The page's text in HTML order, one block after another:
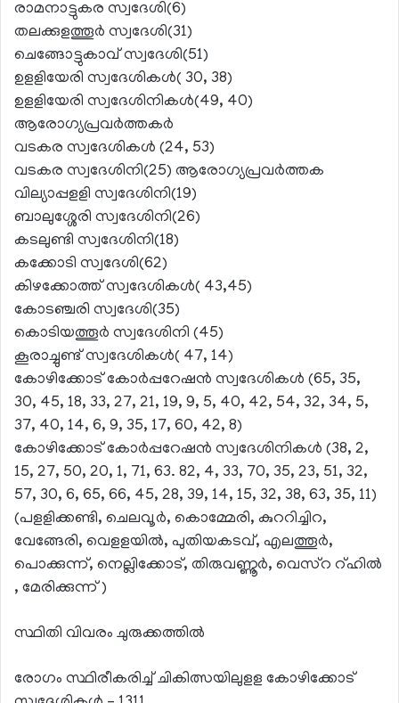
രാമനാട്ടുകര സ്വദേശി(6)
തലക്കുളത്തൂര്‍ സ്വദേശി(31)
ചെങ്ങോട്ടുകാവ് സ്വദേശി(51)
ഉളളിയേരി സ്വദേശികള്‍( 30, 38)
ഉളളിയേരി സ്വദേശിനികള്‍(49, 40)
ആരോഗ്യപ്രവര്‍ത്തകര്‍
വടകര സ്വദേശികള്‍ (24, 53)
വടകര സ്വദേശിനി(25) ആരോഗ്യപ്രവര്‍ത്തക
വില്യാപ്പളളി സ്വദേശിനി(19)
ബാലുശ്ശേരി സ്വദേശിനി(26)
കടലുണ്ടി സ്വദേശിനി(18)
കക്കോടി സ്വദേശി(62)
കിഴക്കോത്ത് സ്വദേശികള്‍( 43,45)
കോടഞ്ചരി സ്വദേശി(35)
കൊടിയത്തൂര്‍ സ്വദേശിനി (45)
കൂരാച്ചുണ്ട് സ്വദേശികള്‍( 47, 14)
കോഴിക്കോട് കോര്‍പ്പറേഷന്‍ സ്വദേശികള്‍ (65, 35,
30, 45, 18, 33, 27, 21, 19, 9, 5, 40, 42, 54, 32, 34, 5,
37, 40, 14, 6, 9, 35, 17, 60, 42, 8)
കോഴിക്കോട് കോര്‍പ്പറേഷന്‍ സ്വദേശിനികള്‍ (38, 2,
15, 27, 50, 20, 1, 71, 63. 82, 4, 33, 70, 35, 23, 51, 32,
57, 30, 6, 65, 66, 45, 28, 39, 14, 15, 32, 38, 63, 35, 11)
(പളളിക്കണ്ടി, ചെലവൂര്‍, കൊമ്മേരി, കുററിച്ചിറ,
വേങ്ങേരി, വെളളയില്‍, പുതിയകടവ്, എലത്തൂര്‍,
പൊക്കുന്ന്, നെല്ലിക്കോട്, തിരുവണ്ണൂര്‍, വെസ്റ റ്ഹില്‍
, മേരിക്കുന്ന്)
സ്ഥിതി വിവരം ചുരുക്കത്തില്‍
രോഗം സ്ഥിരീകരിച്ച് ചികിത്സയിലുളള കോഴിക്കോട്